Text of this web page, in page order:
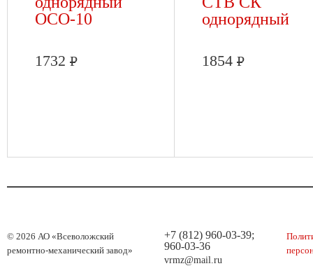
1732 Р 1854 Р
© 2026 АО «Всеволожский
ремонтно-механический завод»
+7 (812) 960-03-39;
960-03-36
vrmz@mail.ru